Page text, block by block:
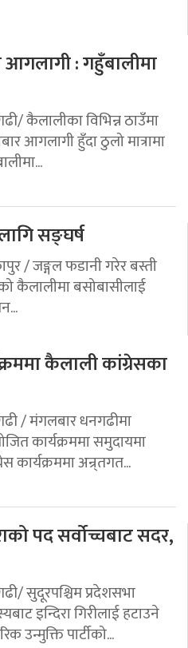
आगलागी : गहुँबालीमा
कैलालीका विभिन्न ठाउँमा
आगलागी हुँदा ठुलो मात्रामा
सङ्घर्ष
/ जङ्गल फडानी गरेर बस्ती
कैलालीमा बसोबासीलाई
कैलाली कांग्रेसका
/ मंगलबार धनगढीमा
कार्यक्रममा समुदायमा
कार्यक्रममा अन्र्तगत...
पद सर्वोच्चबाट सदर,
सुदूरपश्चिम प्रदेशसभा
इन्दिरा गिरीलाई हटाउने
उन्मुक्ति पार्टीको...